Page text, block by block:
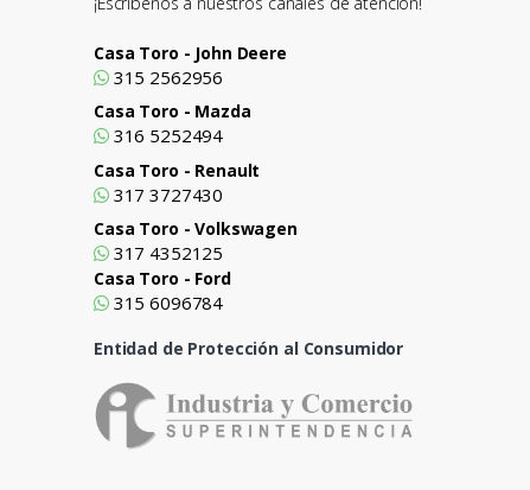
Casa Toro - John Deere
315 2562956
Casa Toro - Mazda
316 5252494
Casa Toro - Renault
317 3727430
Casa Toro - Volkswagen
317 4352125
Casa Toro - Ford
315 6096784
Entidad de Protección al Consumidor